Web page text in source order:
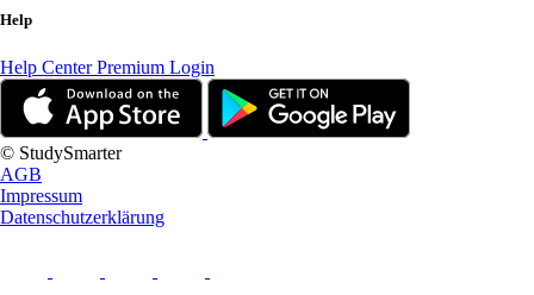
Help
Help CenterPremium Login
© StudySmarter
AGB
Impressum
Datenschutzerklärung